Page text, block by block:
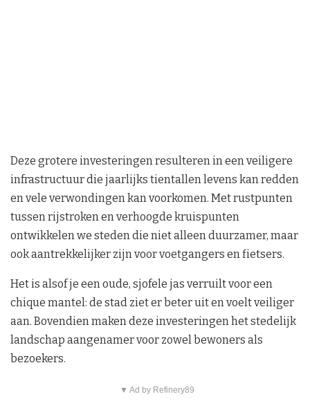
Deze grotere investeringen resulteren in een veiligere
infrastructuur die jaarlijks tientallen levens kan redden
en vele verwondingen kan voorkomen. Met rustpunten
tussen rijstroken en verhoogde kruispunten
ontwikkelen we steden die niet alleen duurzamer, maar
ook aantrekkelijker zijn voor voetgangers en fietsers.
Het is alsof je een oude, sjofele jas verruilt voor een
chique mantel: de stad ziet er beter uit en voelt veiliger
aan. Bovendien maken deze investeringen het stedelijk
landschap aangenamer voor zowel bewoners als
bezoekers.
▼ Ad by Refinery89